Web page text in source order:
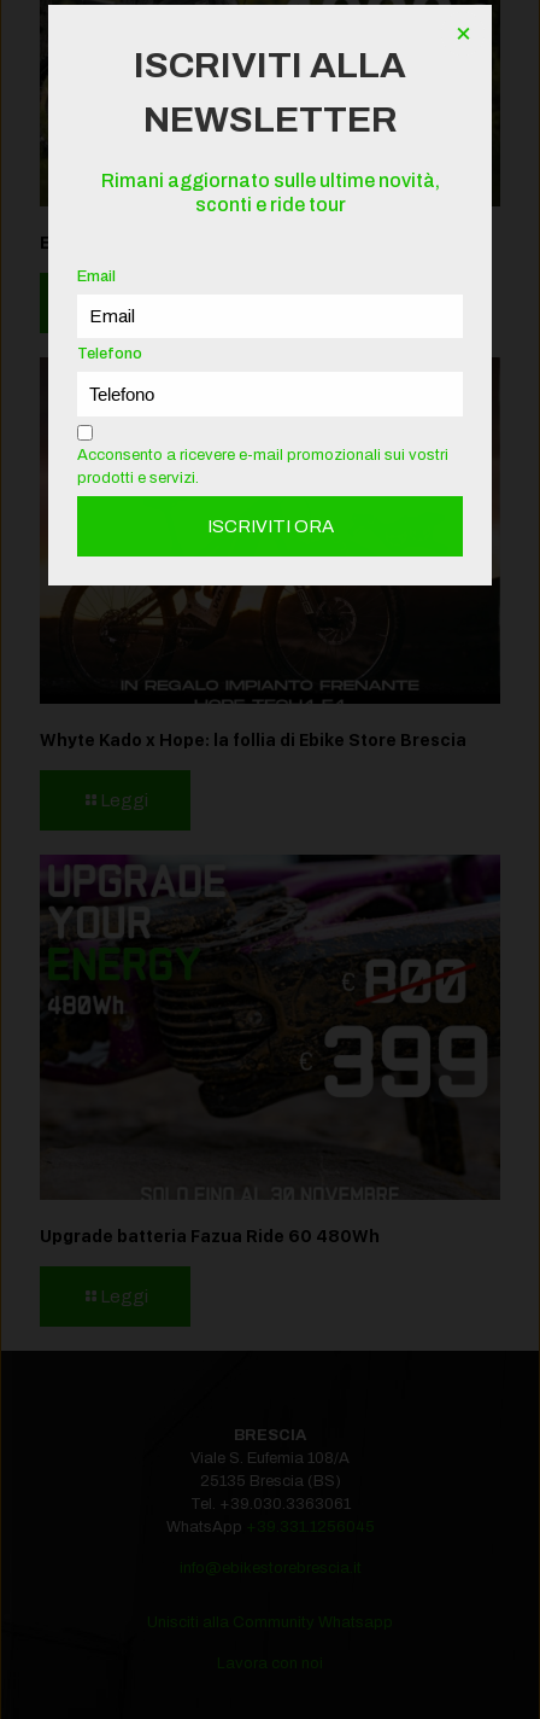
ECOBONUS 2026
Whyte Kado x Hope: la follia di Ebike Store Brescia
Leggi
Upgrade batteria Fazua Ride 60 480Wh
Leggi
BRESCIA
Viale S. Eufemia 108/A
25135 Brescia (BS)
Tel. +39.030.3363061
WhatsApp +39.331.1256045
info@ebikestorebrescia.it
Unisciti alla Community Whatsapp
Lavora con noi
ISCRIVITI ALLA
NEWSLETTER
Rimani aggiornato sulle ultime novità,
sconti e ride tour
Email
Telefono
Acconsento a ricevere e-mail promozionali sui vostri
prodotti e servizi.
×